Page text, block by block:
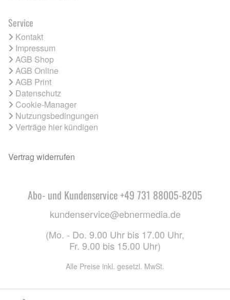
Service
Kontakt
Impressum
AGB Shop
AGB Online
AGB Print
Datenschutz
Cookie-Manager
Nutzungsbedingungen
Verträge hier kündigen
Vertrag widerrufen
Abo- und Kundenservice +49 731 88005-8205
kundenservice@ebnermedia.de
(Mo. - Do. 9.00 Uhr bis 17.00 Uhr,
Fr. 9.00 bis 15.00 Uhr)
Alle Preise inkl. gesetzl. MwSt.